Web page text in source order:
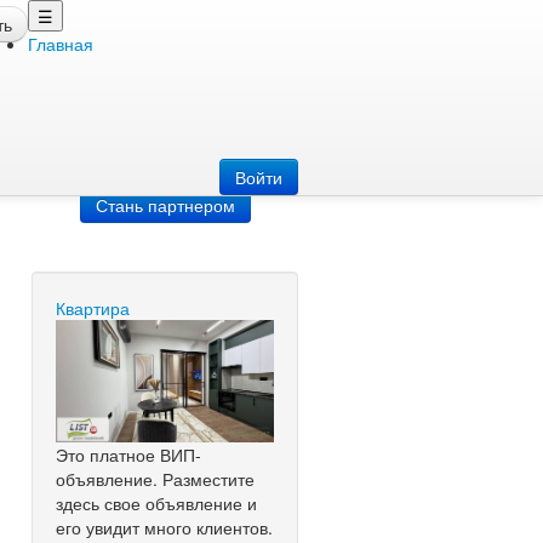
☰
Главная
Войти
Стань партнером
Квартира
Это платное ВИП-
объявление. Разместите
здесь свое объявление и
его увидит много клиентов.